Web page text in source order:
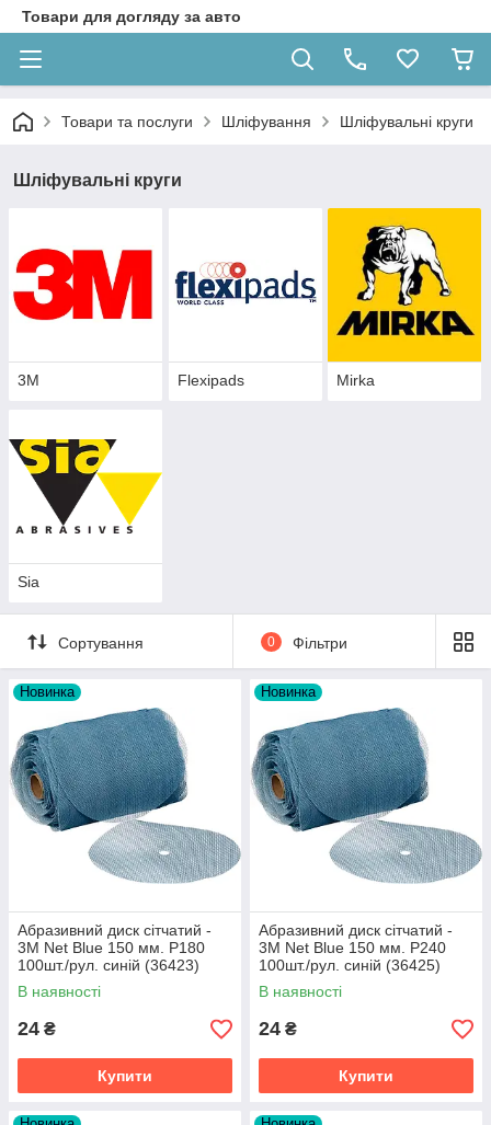
Товари для догляду за авто
Товари та послуги Шліфування Шліфувальні круги
Шліфувальні круги
3M Flexipads Mirka
Sia
Сортування 0 Фільтри
Новинка
Абразивний диск сітчатий -
3M Net Blue 150 мм. Р180
100шт./рул. синій (36423)
В наявності
24 ₴
Купити
Новинка
Абразивний диск сітчатий -
3M Net Blue 150 мм. Р240
100шт./рул. синій (36425)
В наявності
24 ₴
Купити